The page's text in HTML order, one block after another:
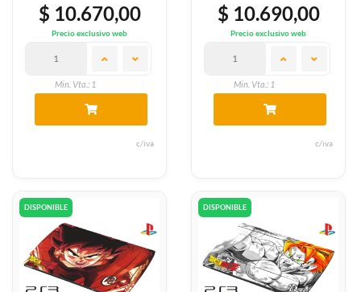
$ 10.670,00
Precio exclusivo web
Min. Vta.: 1
c/iva
$ 10.690,00
Precio exclusivo web
Min. Vta.: 1
c/iva
DISPONIBLE DISPONIBLE